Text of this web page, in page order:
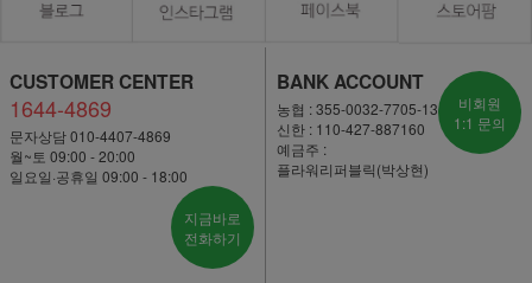
CUSTOMER CENTER
1644-4869
문자상담 010-4407-4869
월~토 09:00 - 20:00
일요일·공휴일 09:00 - 18:00
지금바로
전화하기
BANK ACCOUNT
농협 : 355-0032-7705-13
신한 : 110-427-887160
예금주 :
플라워리퍼블릭(박상현)
비회원
1:1 문의